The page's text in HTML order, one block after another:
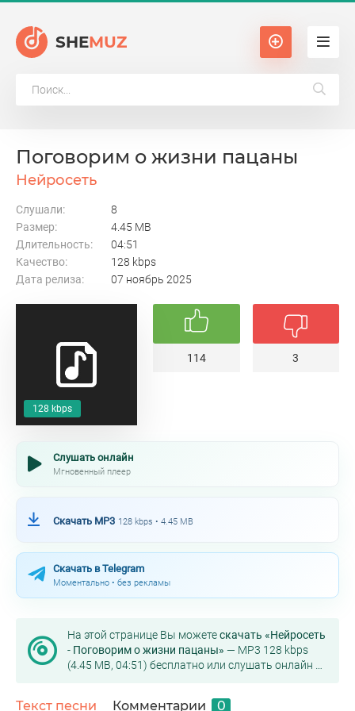
SHEMUZ
128 kbps
Поговорим о жизни пацаны
Нейросеть
Слушали:
8
Размер:
4.45 MB
Длительность:
04:51
Качество:
128 kbps
Дата релиза:
07 ноябрь 2025
114 3
Слушать онлайн
Мгновенный плеер
Скачать MP3 128 kbps • 4.45 MB
Скачать в Telegram
Моментально • без рекламы
На этой странице Вы можетескачать «Нейросеть
- Поговорим о жизни пацаны» — MP3 128 kbps
(4.45 MB, 04:51) бесплатно или слушать онлайн в
Текст песни Комментарии 0